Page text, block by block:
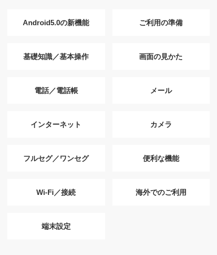
Android5.0の新機能 ご利用の準備
基礎知識／基本操作 画面の見かた
電話／電話帳 メール
インターネット カメラ
フルセグ／ワンセグ 便利な機能
Wi-Fi／接続 海外でのご利用
端末設定